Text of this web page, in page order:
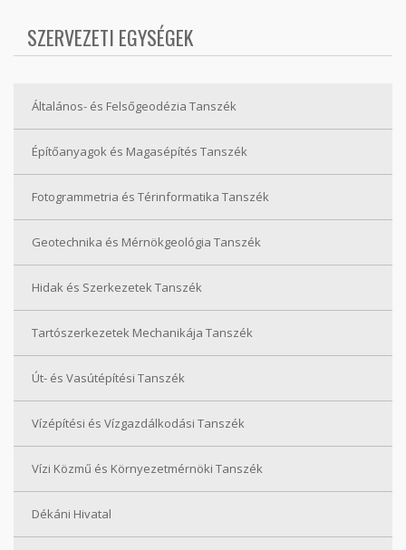
SZERVEZETI EGYSÉGEK
Általános- és Felsőgeodézia Tanszék
Építőanyagok és Magasépítés Tanszék
Fotogrammetria és Térinformatika Tanszék
Geotechnika és Mérnökgeológia Tanszék
Hidak és Szerkezetek Tanszék
Tartószerkezetek Mechanikája Tanszék
Út- és Vasútépítési Tanszék
Vízépítési és Vízgazdálkodási Tanszék
Vízi Közmű és Környezetmérnöki Tanszék
Dékáni Hivatal